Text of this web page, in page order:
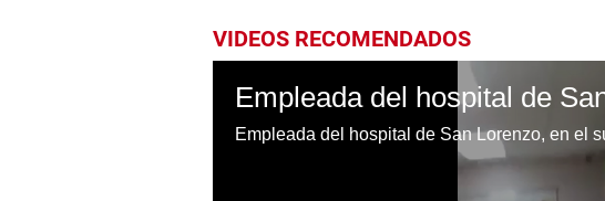
VIDEOS RECOMENDADOS
Empleada del hospital de San Lorenzo, en el